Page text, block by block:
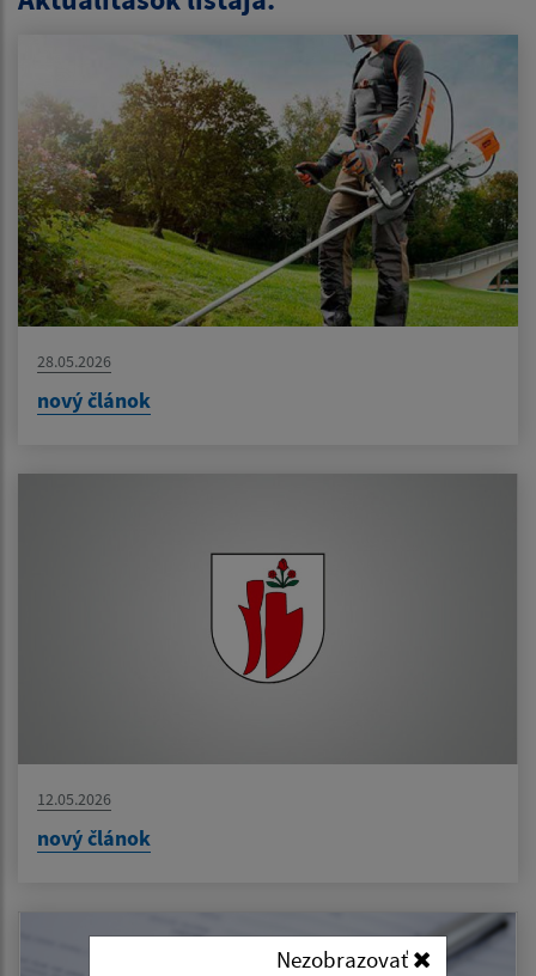
Nezobrazovať
28.05.2026
nový článok
12.05.2026
nový článok